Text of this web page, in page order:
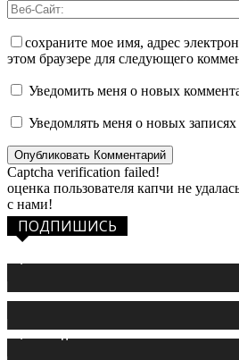
сохраните мое имя, адрес
этом браузере для следующего
Уведомить меня о новых
Уведомлять меня о новых
Captcha verification failed!
оценка пользователя капчи не
с нами!
ПОДПИШИСЬ